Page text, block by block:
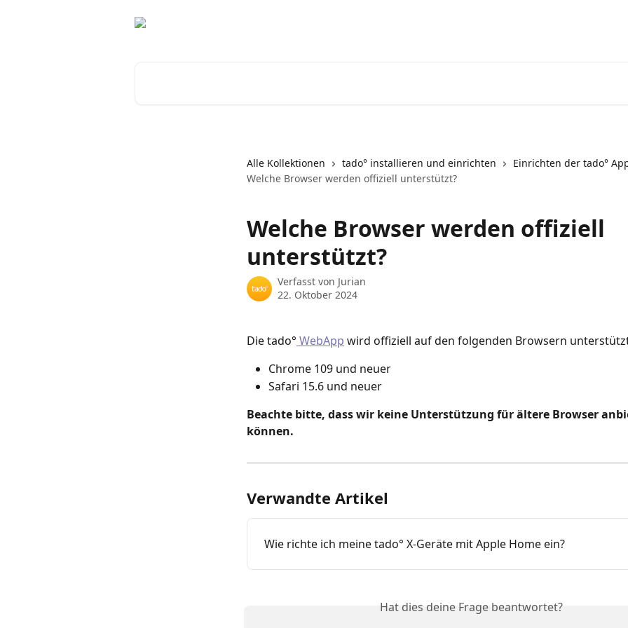
Alle Kollektionen tado° installieren und einrichten
Einrichten der tado°
Welche Browser werden offiziell unterstützt?
Welche Browser werden offiziell
unterstützt?
Verfasst von Jurian
22. Oktober 2024
Die tado° WebApp wird offiziell auf den folgenden Browsern
Chrome 109 und neuer
Safari 15.6 und neuer
Beachte bitte, dass wir keine Unterstützung für ältere Browser
können.
Verwandte Artikel
Wie richte ich meine tado° X-Geräte mit Apple Home ein?
Hat dies deine Frage beantwortet?